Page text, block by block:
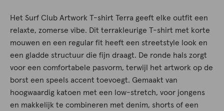
Het Surf Club Artwork T-shirt Terra geeft elke outfit een
relaxte, zomerse vibe. Dit terrakleurige T-shirt met korte
mouwen en een regular fit heeft een streetstyle look en
een gladde structuur die fijn draagt. De ronde hals zorgt
voor een comfortabele pasvorm, terwijl het artwork op de
borst een speels accent toevoegt. Gemaakt van
hoogwaardig katoen met een low-stretch, voor jongens
en makkelijk te combineren met denim, shorts of een